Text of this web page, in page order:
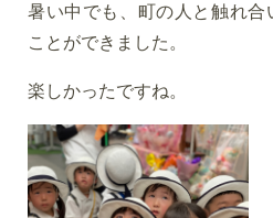
暑い中でも、町の人と触れ合
ことができました。
楽しかったですね。